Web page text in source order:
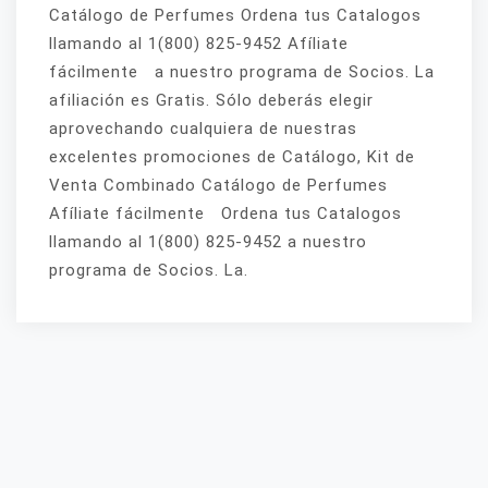
Catálogo de Perfumes Ordena tus Catalogos
llamando al 1(800) 825-9452 Afíliate
fácilmente a nuestro programa de Socios. La
afiliación es Gratis. Sólo deberás elegir
aprovechando cualquiera de nuestras
excelentes promociones de Catálogo, Kit de
Venta Combinado Catálogo de Perfumes
Afíliate fácilmente Ordena tus Catalogos
llamando al 1(800) 825-9452 a nuestro
programa de Socios. La.